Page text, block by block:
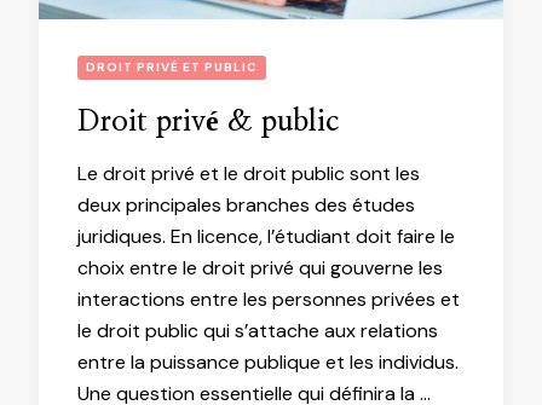
DROIT PRIVÉ ET PUBLIC
Droit privé & public
Le droit privé et le droit public sont les
deux principales branches des études
juridiques. En licence, l’étudiant doit faire le
choix entre le droit privé qui gouverne les
interactions entre les personnes privées et
le droit public qui s’attache aux relations
entre la puissance publique et les individus.
Une question essentielle qui définira la …